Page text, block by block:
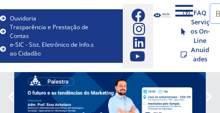
Ouvidoria
Trasparência e Prestação de
Contas
e-SIC - Sist. Eletrônico de Info.s
ao Cidadão
FAQ
Serviç
os On-
Line
Anuid
ades